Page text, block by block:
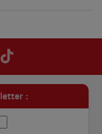
: